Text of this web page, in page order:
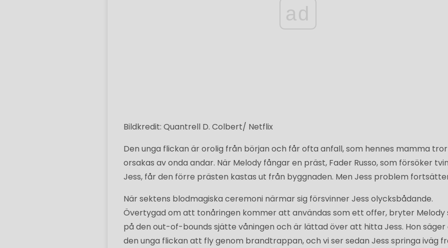
ad
Bildkredit: Quantrell D. Colbert/ Netflix
Den unga flickan är orolig från början och får ofta anfall, som hennes mamma tror
orsakas av onda andar. När Melody fångar en präst, Fader Russo, som försöker
Jess, får den förre prästen kastas ut från byggnaden. Men Jess problem
När sektens blodmagiska ceremoni närmar sig försvinner Jess olycksbådande.
Övertygad om att tonåringen kommer att användas som ett offer, bryter Melody
på den out-of-bounds sjätte våningen och är lättad över att hitta Jess. Hon säger
den unga flickan att fly genom brandtrappan, och vi ser sedan Jess springa iväg